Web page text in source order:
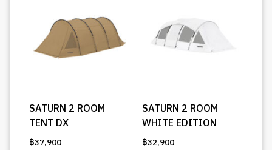
SATURN 2 ROOM
TENT DX
฿37,900
SATURN 2 ROOM
WHITE EDITION
฿32,900